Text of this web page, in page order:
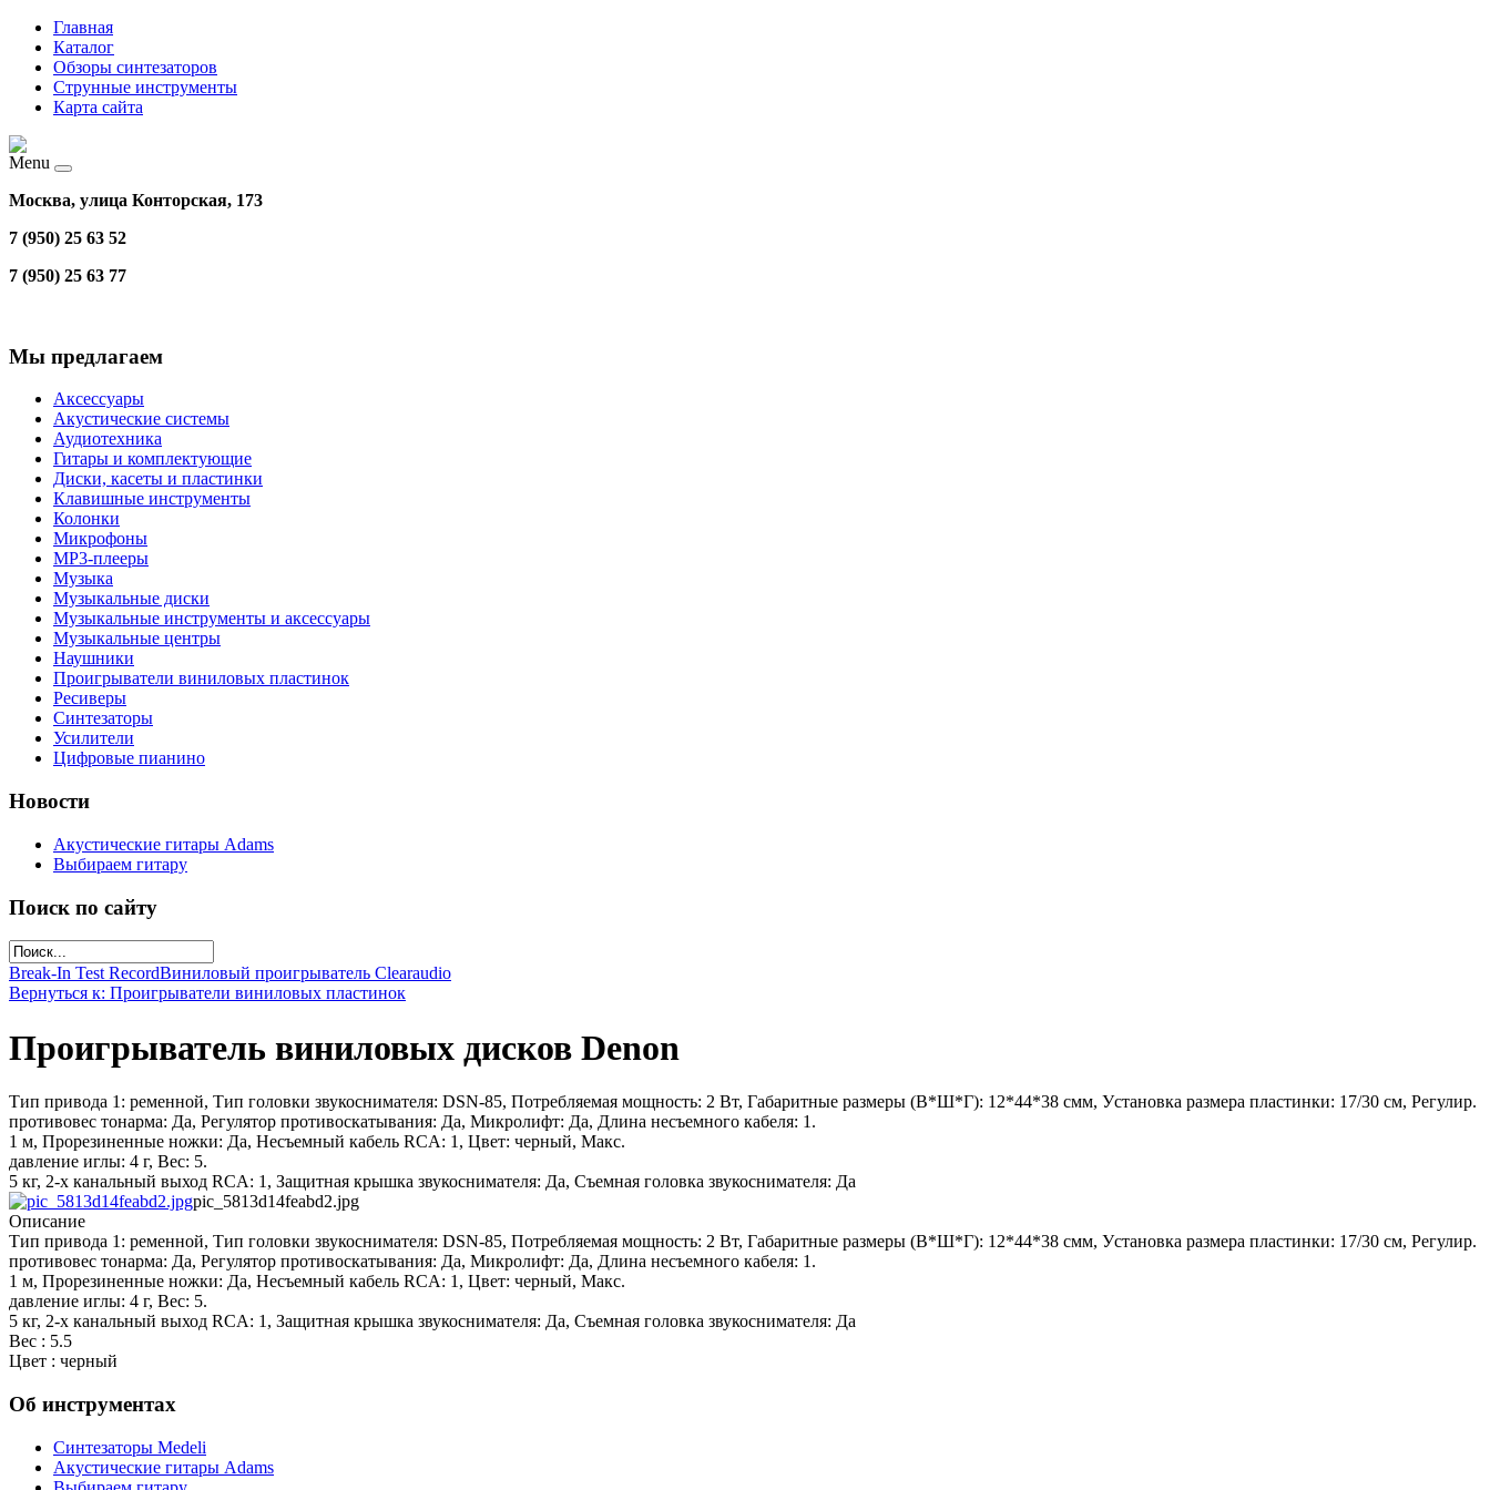
Главная
Каталог
Обзоры синтезаторов
Струнные инструменты
Карта сайта
Menu
Москва, улица Конторская, 173
7 (950) 25 63 52
7 (950) 25 63 77
Мы предлагаем
Аксессуары
Акустические системы
Аудиотехника
Гитары и комплектующие
Диски, касеты и пластинки
Клавишные инструменты
Колонки
Микрофоны
МР3-плееры
Музыка
Музыкальные диски
Музыкальные инструменты и аксессуары
Музыкальные центры
Наушники
Проигрыватели виниловых пластинок
Ресиверы
Синтезаторы
Усилители
Цифровые пианино
Новости
Акустические гитары Adams
Выбираем гитару
Поиск по сайту
Break-In Test RecordВиниловый проигрыватель Clearaudio
Вернуться к: Проигрыватели виниловых пластинок
Проигрыватель виниловых дисков Denon
Тип привода 1: ременной, Тип головки звукоснимателя: DSN-85, Потребляемая мощность: 2 Вт, Габаритные размеры (В*Ш*Г): 12*44*38 смм, Уcтановка размера пластинки: 17/30 см, Регулир.
противовес тонарма: Да, Регулятор противоскатывания: Да, Микролифт: Да, Длина несъемного кабеля: 1.
1 м, Прорезиненные ножки: Да, Несъемный кабель RCA: 1, Цвет: черный, Макс.
давление иглы: 4 г, Вес: 5.
5 кг, 2-х канальный выход RCA: 1, Защитная крышка звукоснимателя: Да, Съемная головка звукоснимателя: Да
pic_5813d14feabd2.jpg
Описание
Тип привода 1: ременной, Тип головки звукоснимателя: DSN-85, Потребляемая мощность: 2 Вт, Габаритные размеры (В*Ш*Г): 12*44*38 смм, Уcтановка размера пластинки: 17/30 см, Регулир.
противовес тонарма: Да, Регулятор противоскатывания: Да, Микролифт: Да, Длина несъемного кабеля: 1.
1 м, Прорезиненные ножки: Да, Несъемный кабель RCA: 1, Цвет: черный, Макс.
давление иглы: 4 г, Вес: 5.
5 кг, 2-х канальный выход RCA: 1, Защитная крышка звукоснимателя: Да, Съемная головка звукоснимателя: Да
Вес : 5.5
Цвет : черный
Об инструментах
Синтезаторы Мedeli
Акустические гитары Adams